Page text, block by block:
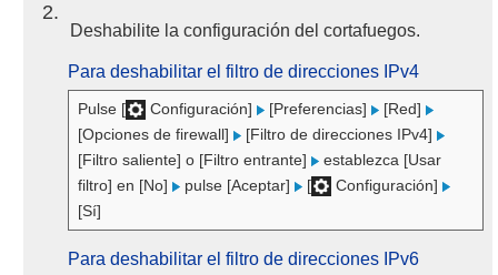
2
Deshabilite la configuración del cortafuegos.
Para deshabilitar el filtro de direcciones IPv4
Pulse [ Configuración] [Preferencias]
[Red]
[Opciones de firewall]
[Filtro de direcciones IPv4]
[Filtro saliente] o [Filtro entrante]
establezca [Usar
filtro] en [No]
pulse [Aceptar] [
Configuración]
[Sí]
Para deshabilitar el filtro de direcciones IPv6